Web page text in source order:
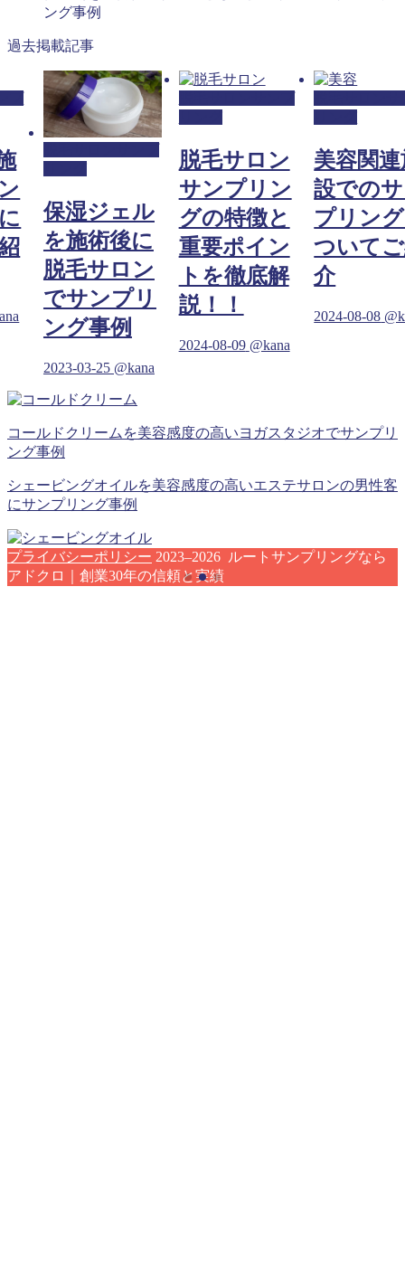
ング事例
過去掲載記事
プ
保湿ジェル
を施術後に
脱毛サロン
でサンプリ
ング事例
2023-03-25 @kana
脱毛サロン
サンプリン
グの特徴と
重要ポイン
トを徹底解
説！！
2024-08-09 @kana
美容関
設での
プリン
ついて
介
2024-08-08
コールドクリームを美容感度の高いヨガスタジオでサンプリ
ング事例
シェービングオイルを美容感度の高いエステサロンの男性客
にサンプリング事例
プライバシーポリシー 2023–2026 ルートサンプリングなら
アドクロ｜創業30年の信頼と実績